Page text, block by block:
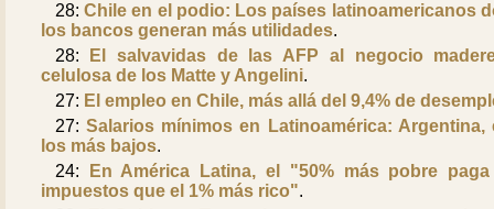
28: Chile en el podio: Los países latinoamericanos
los bancos generan más utilidades.
28:
El salvavidas de las AFP al negocio
celulosa de los Matte y Angelini.
27: El empleo en Chile, más allá del 9,4% de
27: Salarios mínimos en Latinoamérica: Argentina,
los más bajos.
24:
En América Latina, el "50% más pobre
impuestos que el 1% más rico".